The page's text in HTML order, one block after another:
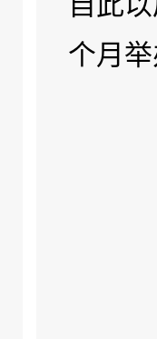
个月